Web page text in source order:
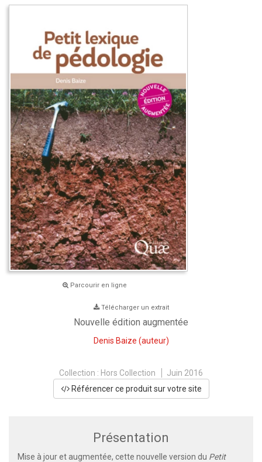
Parcourir en ligne
Télécharger un extrait
Nouvelle édition augmentée
Denis Baize (auteur)
Collection : Hors Collection
Juin 2016
Référencer ce produit sur votre site
Présentation
Mise à jour et augmentée, cette nouvelle version du Petit